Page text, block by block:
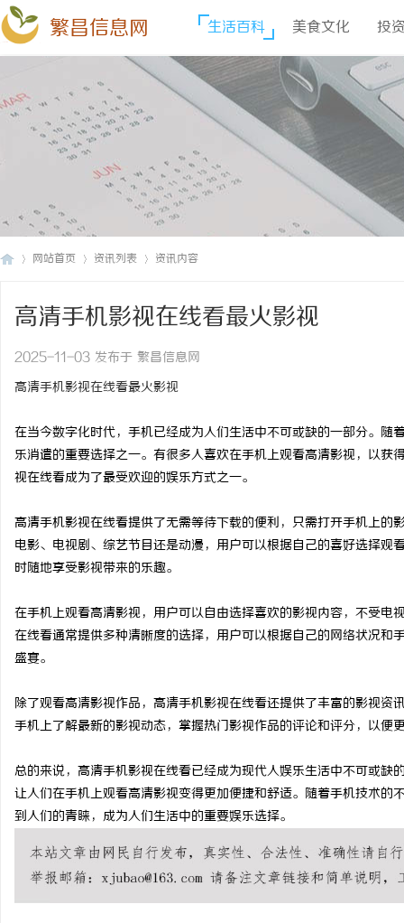
繁昌信息网 生活百科 美食文化 投
网站首页 资讯列表 资讯内容
高清手机影视在线看最火影视
2025-11-03 发布于 繁昌信息网
高清手机影视在线看最火影视
在当今数字化时代，手机已经成为人们生活中不可或缺的一部分。
乐消遣的重要选择之一。有很多人喜欢在手机上观看高清影视，以
视在线看成为了最受欢迎的娱乐方式之一。
高清手机影视在线看提供了无需等待下载的便利，只需打开手机上
电影、电视剧、综艺节目还是动漫，用户可以根据自己的喜好选择
时随地享受影视带来的乐趣。
在手机上观看高清影视，用户可以自由选择喜欢的影视内容，不受
在线看通常提供多种清晰度的选择，用户可以根据自己的网络状况
盛宴。
除了观看高清影视作品，高清手机影视在线看还提供了丰富的影视
手机上了解最新的影视动态，掌握热门影视作品的评论和评分，以便
总的来说，高清手机影视在线看已经成为现代人娱乐生活中不可或
让人们在手机上观看高清影视变得更加便捷和舒适。随着手机技术
到人们的青睐，成为人们生活中的重要娱乐选择。
770FE20耐磨改性颗粒
命性材料